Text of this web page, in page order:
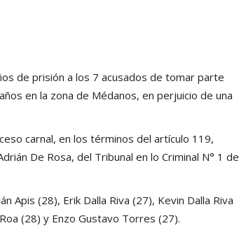
de prisión a los 7 acusados de tomar parte
en la zona de Médanos, en perjuicio de una
carnal, en los términos del artículo 119,
De Rosa, del Tribunal en lo Criminal N° 1 de
Apis (28), Erik Dalla Riva (27), Kevin Dalla Riva
(28) y Enzo Gustavo Torres (27).